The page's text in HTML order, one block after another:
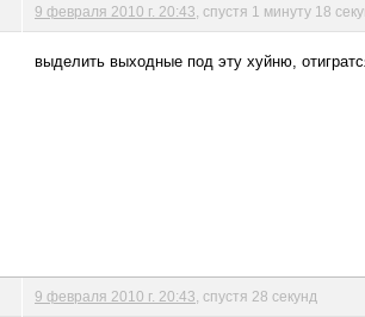
9 февраля 2010 г. 20:43 , спустя 1 минуту 18
выделить выходные под эту хуйню,
9 февраля 2010 г. 20:43 , спустя 28 секунд